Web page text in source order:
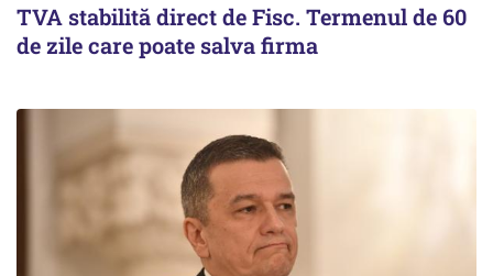
TVA stabilită direct de Fisc. Termenul de 60
de zile care poate salva firma